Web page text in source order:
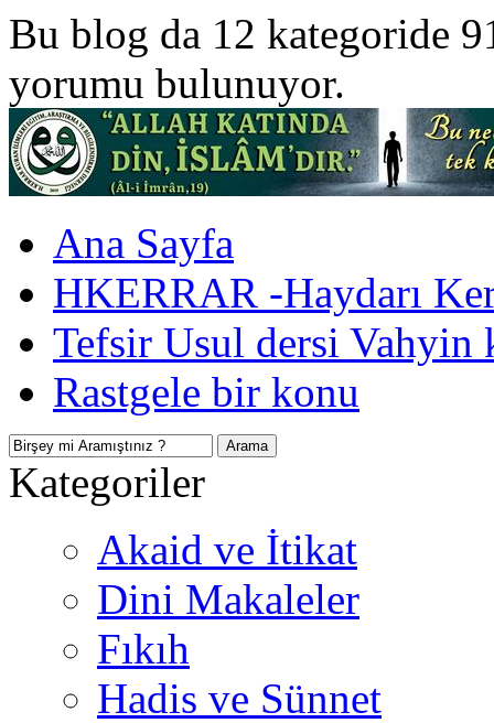
Bu blog da 12 kategoride
yorumu bulunuyor.
Ana Sayfa
HKERRAR -Haydarı
Tefsir Usul dersi Vahyin
Rastgele bir konu
Kategoriler
Akaid ve İtikat
Dini Makaleler
Fıkıh
Hadis ve Sünnet